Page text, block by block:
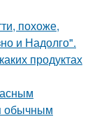
похоже,
и Надолго".
продуктах
обычным